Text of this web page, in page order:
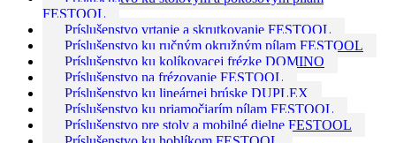
FESTOOL
Príslušenstvo vrtanie a skrutkovanie FESTOOL
Príslušenstvo ku ručným okružným pílam FESTOOL
Príslušenstvo ku kolíkovacej frézke DOMINO
Príslušenstvo na frézovanie FESTOOL
Príslušenstvo ku lineárnej brúske DUPLEX
Príslušenstvo ku priamočiarím pílam FESTOOL
Príslušenstvo pre stoly a mobilné dielne FESTOOL